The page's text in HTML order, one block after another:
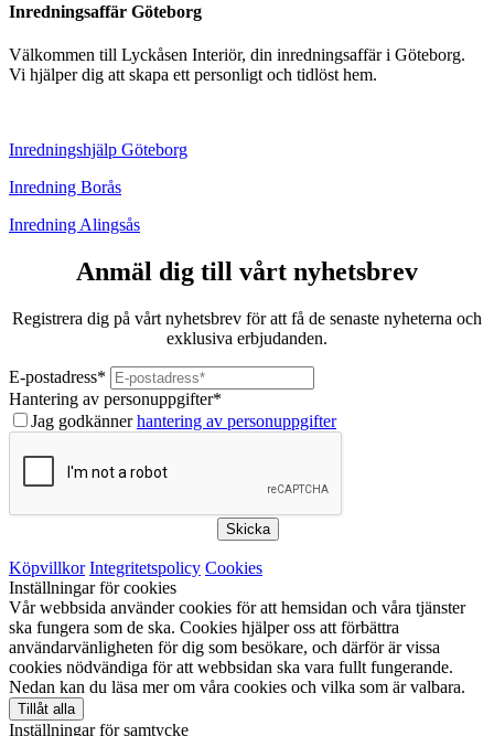
Inredningsaffär Göteborg
Välkommen till Lyckåsen Interiör, din inredningsaffär i Göteborg.
Vi hjälper dig att skapa ett personligt och tidlöst hem.
Inredningshjälp Göteborg
Inredning Borås
Inredning Alingsås
Anmäl dig till vårt nyhetsbrev
Registrera dig på vårt nyhetsbrev för att få de senaste nyheterna och
exklusiva erbjudanden.
E-postadress*
Hantering av personuppgifter*
Jag godkännerhantering av personuppgifter
Skicka
Köpvillkor Integritetspolicy Cookies
Inställningar för cookies
Vår webbsida använder cookies för att hemsidan och våra tjänster
ska fungera som de ska. Cookies hjälper oss att förbättra
användarvänligheten för dig som besökare, och därför är vissa
cookies nödvändiga för att webbsidan ska vara fullt fungerande.
Nedan kan du läsa mer om våra cookies och vilka som är valbara.
Tillåt alla
Inställningar för samtycke